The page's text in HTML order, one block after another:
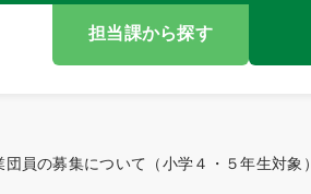
担当課から探す
員の募集について（小学４・５年生対象）